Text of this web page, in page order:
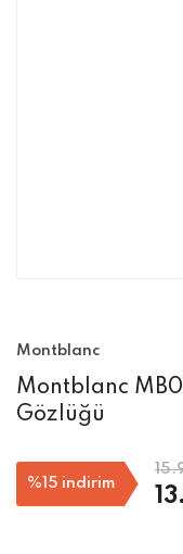
Montblanc
Montblanc
Gözlüğü
%15 indirim